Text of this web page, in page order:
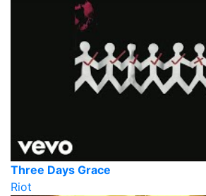
Three Days Grace
Riot